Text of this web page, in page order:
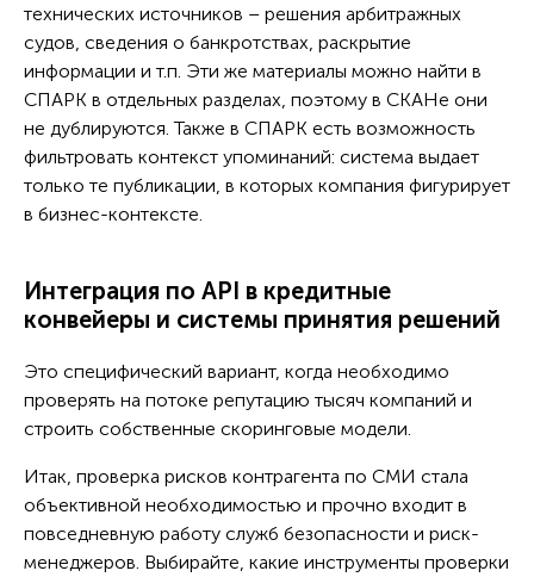
технических источников – решения арбитражных
судов, сведения о банкротствах, раскрытие
информации и т.п. Эти же материалы можно найти в
СПАРК в отдельных разделах, поэтому в СКАНе они
не дублируются. Также в СПАРК есть возможность
фильтровать контекст упоминаний: система выдает
только те публикации, в которых компания фигурирует
в бизнес-контексте.
Интеграция по API в кредитные
конвейеры и системы принятия решений
Это специфический вариант, когда необходимо
проверять на потоке репутацию тысяч компаний и
строить собственные скоринговые модели.
Итак, проверка рисков контрагента по СМИ стала
объективной необходимостью и прочно входит в
повседневную работу служб безопасности и риск-
менеджеров. Выбирайте, какие инструменты проверки